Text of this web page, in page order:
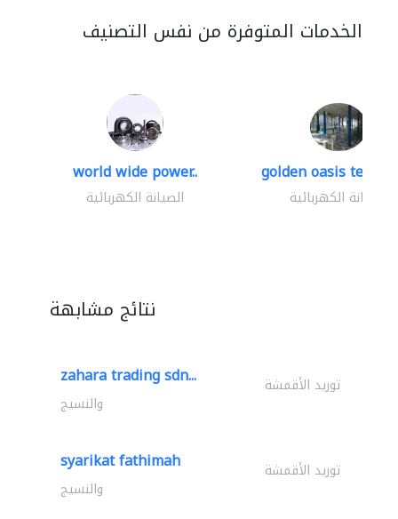
الخدمات المتوفرة من نفس التصنيف
world wide power..
الصيانة الكهربائية
golden oasis
الصيانة الكهربائية
نتائج مشابهة
zahara trading sdn... توريد الأقمشة
والنسيج
syarikat fathimah توريد الأقمشة
والنسيج